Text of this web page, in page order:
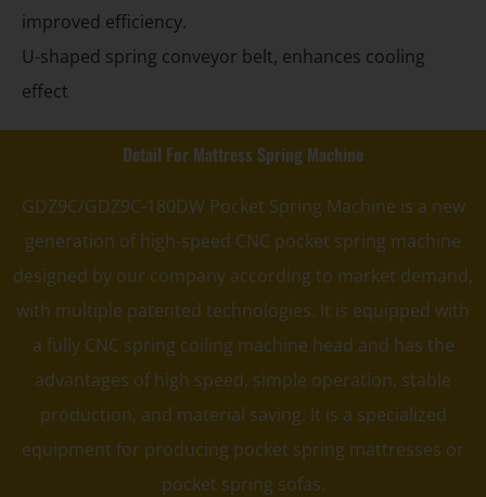
improved efficiency.
U-shaped spring conveyor belt, enhances cooling
effect
Detail For Mattress Spring Machine
GDZ9C/GDZ9C-180DW Pocket Spring Machine is a new
generation of high-speed CNC pocket spring machine
designed by our company according to market demand,
with multiple patented technologies. It is equipped with
a fully CNC spring coiling machine head and has the
advantages of high speed, simple operation, stable
production, and material saving. It is a specialized
equipment for producing pocket spring mattresses or
pocket spring sofas.